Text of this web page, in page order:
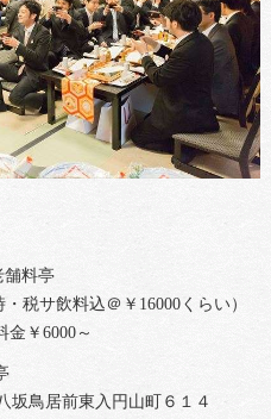
料亭
税サ飲料込＠￥16000くらい）
￥6000～
坂鳥居前東入円山町６１４